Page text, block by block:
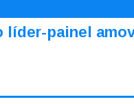
líder-painel